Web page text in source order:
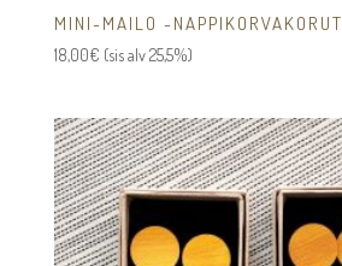
MINI-MAILO -NAPPIKORVAKORUT
18,00€ (sis alv 25,5%)